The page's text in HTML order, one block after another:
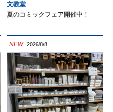
文教堂
夏のコミックフェア開催中！
NEW 2026/8/8